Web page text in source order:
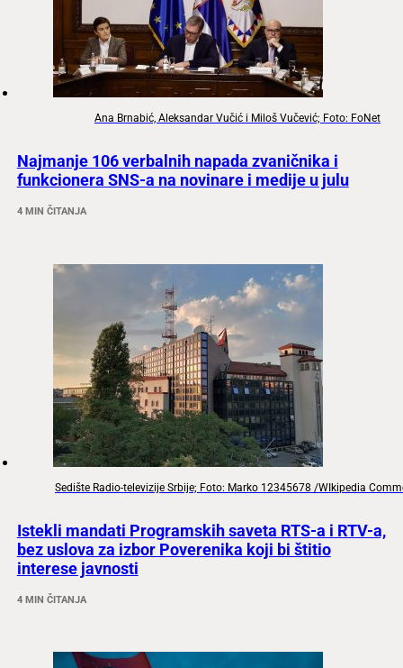
Ana Brnabić, Aleksandar Vučić i Miloš Vučević; Foto: FoNet
Najmanje 106 verbalnih napada zvaničnika i
funkcionera SNS-a na novinare i medije u julu
4 MIN ČITANJA
Sedište Radio-televizije Srbije; Foto: Marko 12345678 /WIkipedia
Istekli mandati Programskih saveta RTS-a i RTV-a,
bez uslova za izbor Poverenika koji bi štitio
interese javnosti
4 MIN ČITANJA